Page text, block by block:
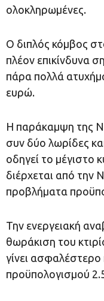
ολοκληρωμένες.
Ο διπλός κόμβος
πλέον επικίνδυνα
πάρα πολλά
ευρώ.
Η παράκαμψη της
συν δύο λωρίδες
οδηγεί το μέγιστο
διέρχεται από την
προβλήματα
Την ενεργειακή
θωράκιση του
γίνει ασφαλέστερο
προϋπολογισμού